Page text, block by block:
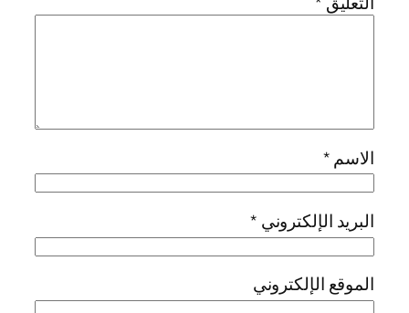
الاسم*
البريد الإلكتروني *
الموقع الإلكتروني